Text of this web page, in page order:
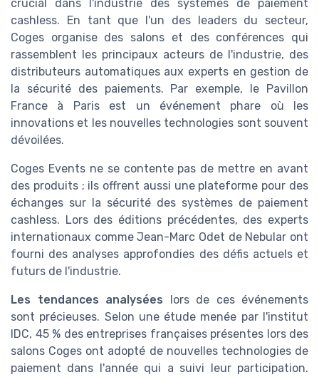
crucial dans l'industrie des systèmes de paiement
cashless. En tant que l'un des leaders du secteur,
Coges organise des salons et des conférences qui
rassemblent les principaux acteurs de l'industrie, des
distributeurs automatiques aux experts en gestion de
la sécurité des paiements. Par exemple, le Pavillon
France à Paris est un événement phare où les
innovations et les nouvelles technologies sont souvent
dévoilées.
Coges Events ne se contente pas de mettre en avant
des produits ; ils offrent aussi une plateforme pour des
échanges sur la sécurité des systèmes de paiement
cashless. Lors des éditions précédentes, des experts
internationaux comme Jean-Marc Odet de Nebular ont
fourni des analyses approfondies des défis actuels et
futurs de l'industrie.
Les tendances analysées lors de ces événements
sont précieuses. Selon une étude menée par l'institut
IDC, 45 % des entreprises françaises présentes lors des
salons Coges ont adopté de nouvelles technologies de
paiement dans l'année qui a suivi leur participation.